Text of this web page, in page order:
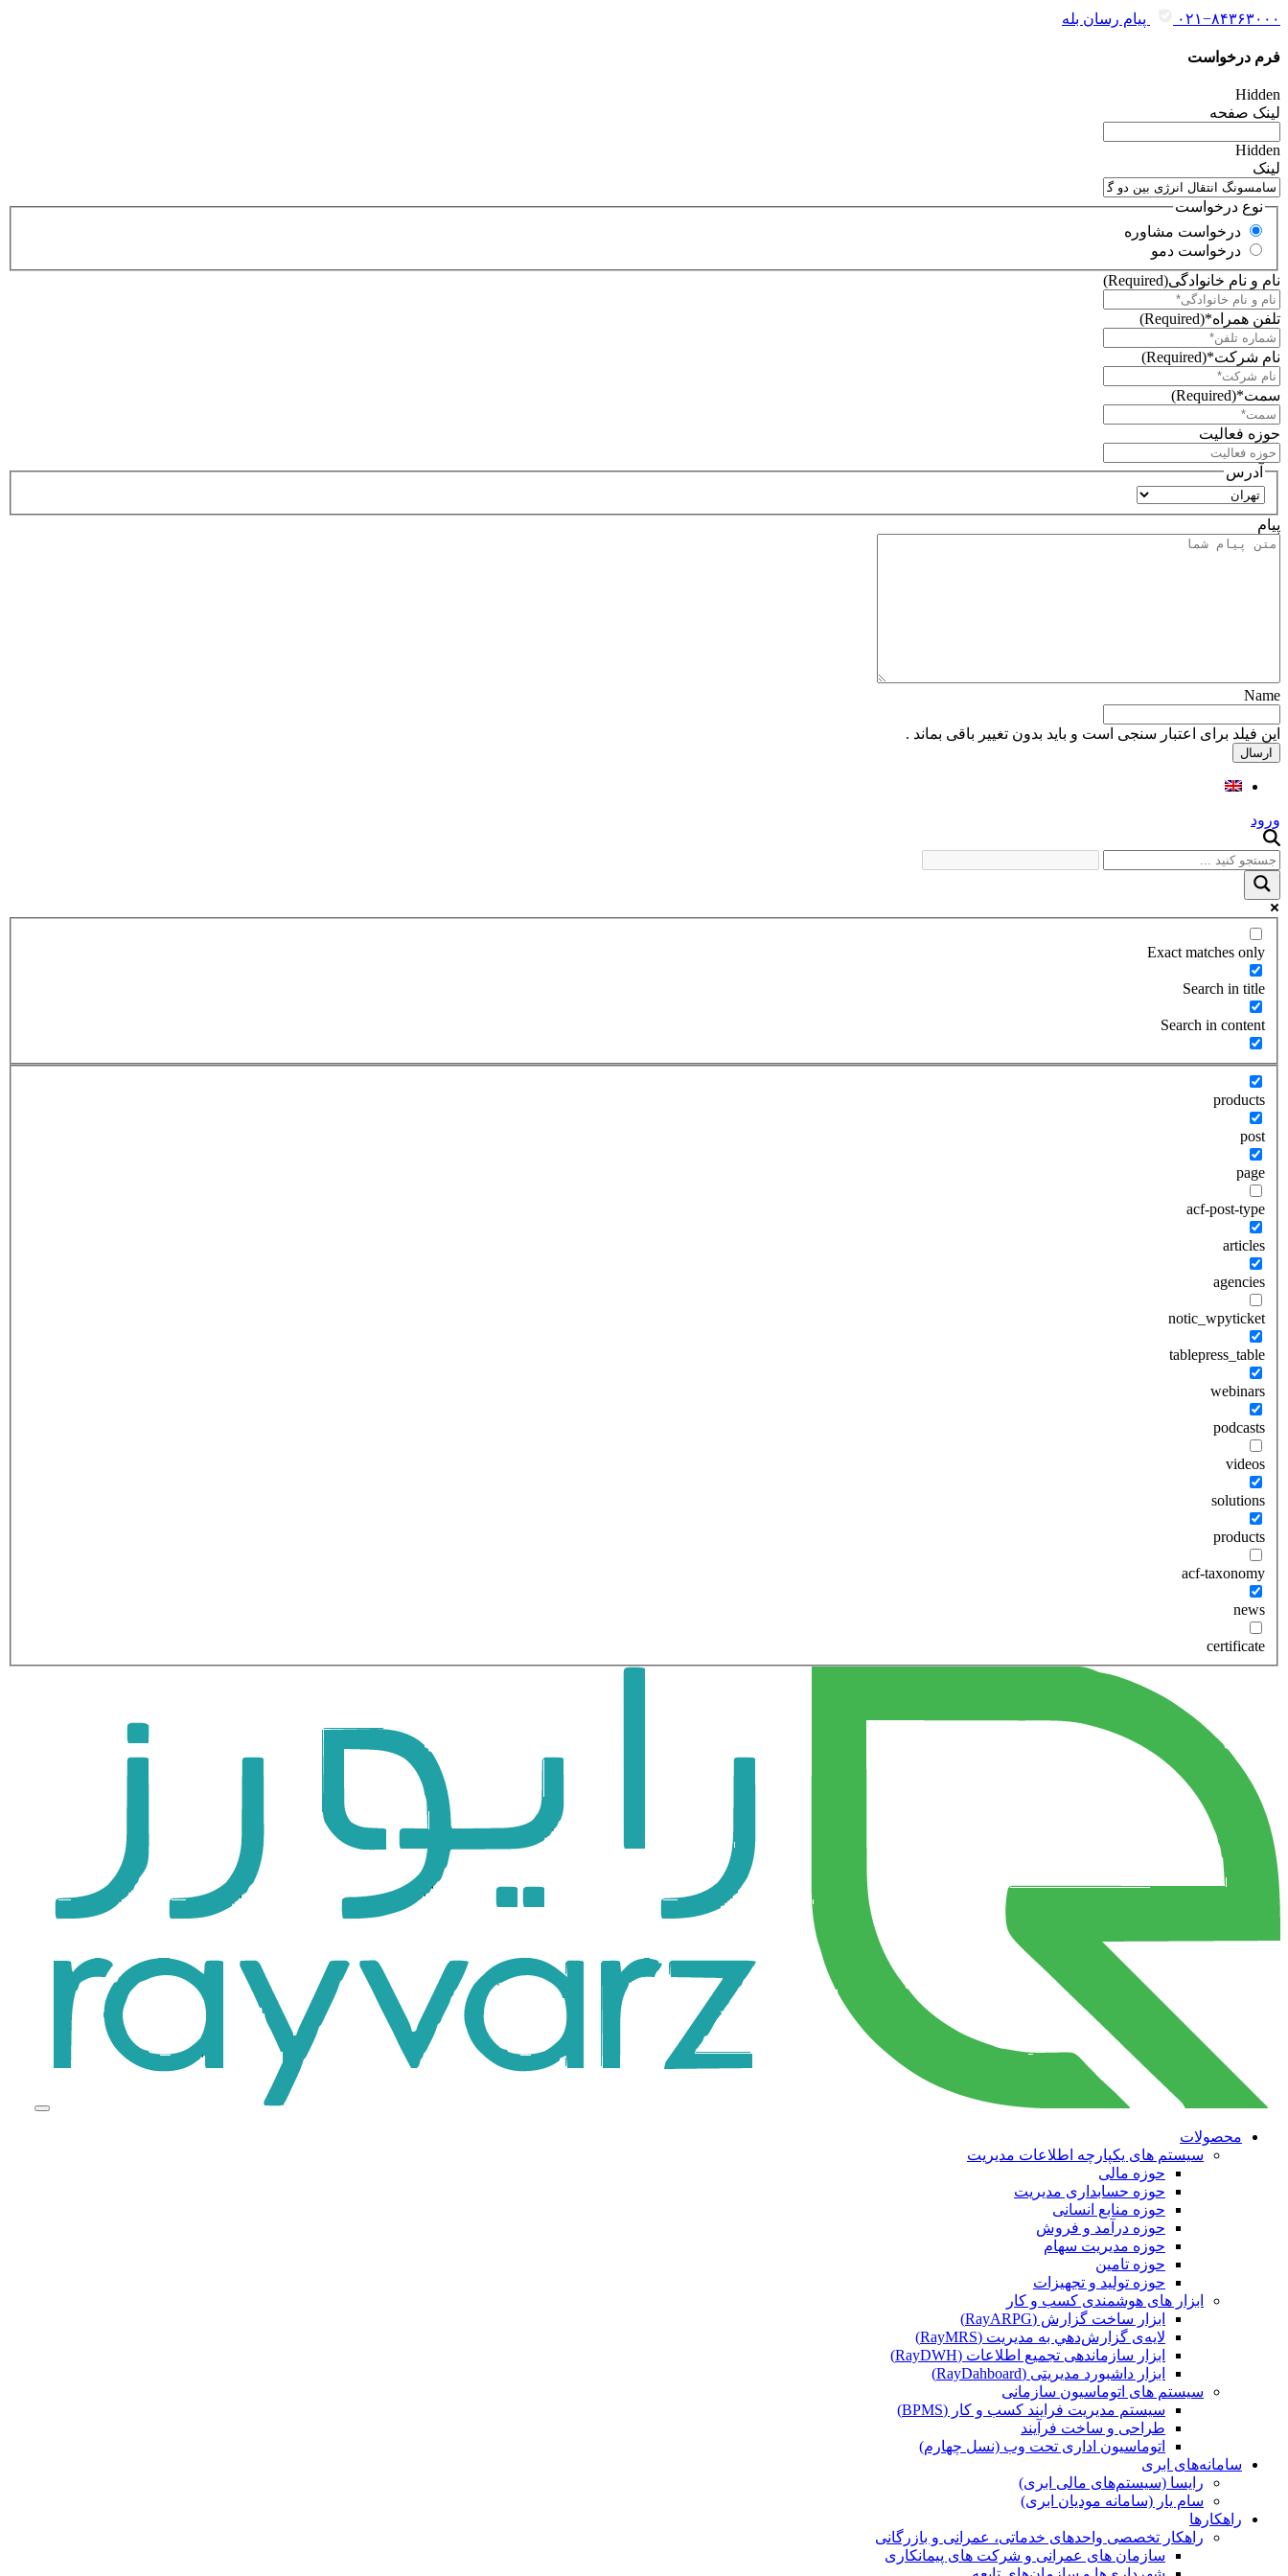
۰۲۱−۸۴۳۶۳۰۰۰ پیام رسان بله
فرم درخواست
Hidden
لینک صفحه
Hidden
لینک
نوع درخواست
درخواست مشاوره
درخواست دمو
نام و نام خانوادگی(Required)
تلفن همراه*(Required)
نام شرکت*(Required)
سمت*(Required)
حوزه فعالیت
آدرس
استان
پیام
Name
این فیلد برای اعتبار سنجی است و باید بدون تغییر باقی بماند .
ورود
Exact matches only
Search in title
Search in content
products
post
page
acf-post-type
articles
agencies
notic_wpyticket
tablepress_table
webinars
podcasts
videos
solutions
products
acf-taxonomy
news
certificate
محصولات
سیستم های یکپارچه اطلاعات مدیریت
حوزه مالی
حوزه حسابداری مدیریت
حوزه منابع انسانی
حوزه درآمد و فروش
حوزه مدیریت سهام
حوزه تامین
حوزه تولید و تجهیزات
ابزار های هوشمندی کسب و کار
ابزار ساخت گزارش (RayARPG)
لایه‌ی گزارش‌دهي به مديريت (RayMRS)
ابزار سازماندهی تجمیع اطلاعات (RayDWH)
ابزار داشبورد مدیریتی (RayDahboard)
سیستم های اتوماسیون سازمانی
سیستم مدیریت فرایند کسب و کار (BPMS)
طراحی و ساخت فرآیند
اتوماسیون اداری تحت وب (نسل چهارم)
سامانه‌های ابری
رایسا (سیستم‌های مالی ابری)
سام یار (سامانه مودیان ابری)
راهکارها
راهکار تخصصی واحدهای خدماتی، عمرانی و بازرگانی
سازمان های عمرانی و شرکت های پیمانکاری